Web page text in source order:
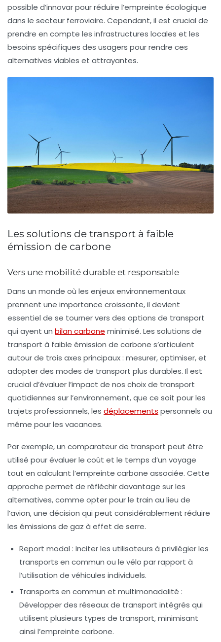
possible d’innovar pour réduire l’empreinte écologique
dans le secteur ferroviaire. Cependant, il est crucial de
prendre en compte les infrastructures locales et les
besoins spécifiques des usagers pour rendre ces
alternatives viables et attrayantes.
Les solutions de transport à faible
émission de carbone
Vers une mobilité durable et responsable
Dans un monde où les enjeux environnementaux
prennent une importance croissante, il devient
essentiel de se tourner vers des options de transport
qui ayent un bilan carbone minimisé. Les solutions de
transport à faible émission de carbone s’articulent
autour de trois axes principaux : mesurer,optimiser, et
adopterdes modes de transport plus durables. Il est
crucial d’évaluer l’impact de nos choix de transport
quotidiennes sur l’environnement, que ce soit pour les
trajets professionnels, les déplacements personnels ou
même pour les vacances.
Par exemple, un comparateur de transport peut être
utilisé pour évaluer le coût et le temps d’un voyage
tout en calculant l’empreinte carbone associée. Cette
approche permet de réfléchir davantage sur les
alternatives, comme opter pour le train au lieu de
l’avion, une décision qui peut considérablement réduire
les émissions de gaz à effet de serre.
Report modal : Inciter les utilisateurs à privilégier les
transports en commun ou le vélo par rapport à
l’utilisation de véhicules individuels.
Transports en commun et multimonadalité :
Développer des réseaux de transport intégrés qui
utilisent plusieurs types de transport, minimisant
ainsi l’empreinte carbone.